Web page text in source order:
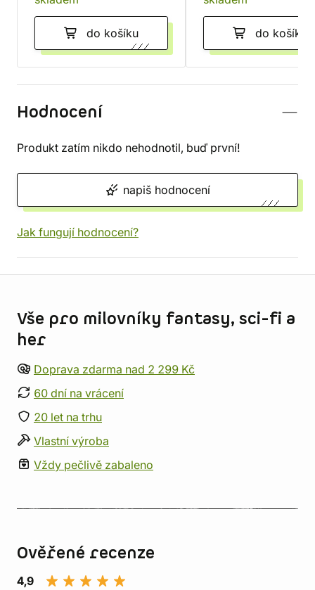
do košíku do košíku
Hodnocení
Produkt zatím nikdo nehodnotil, buď první!
napiš hodnocení
Jak fungují hodnocení?
Vše pro milovníky fantasy, sci-fi a
her
Doprava zdarma nad 2 299 Kč
60 dní na vrácení
20 let na trhu
Vlastní výroba
Vždy pečlivě zabaleno
Ověřené recenze
4,9